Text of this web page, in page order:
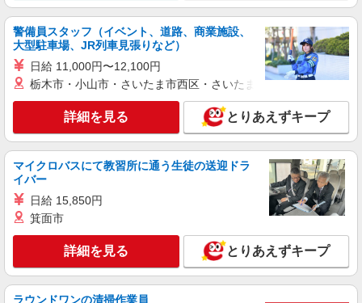
警備員スタッフ（イベント、道路、商業施設、
大型駐車場、JR列車見張りなど）
日給 11,000円〜12,100円
栃木市・小山市・さいたま市西区・さいたま市岩槻区・久喜市・
詳細を見る とりあえずキープ
マイクロバスにて教習所に通う生徒の送迎ドラ
イバー
日給 15,850円
箕面市
詳細を見る とりあえずキープ
ラウンドワンの清掃作業員